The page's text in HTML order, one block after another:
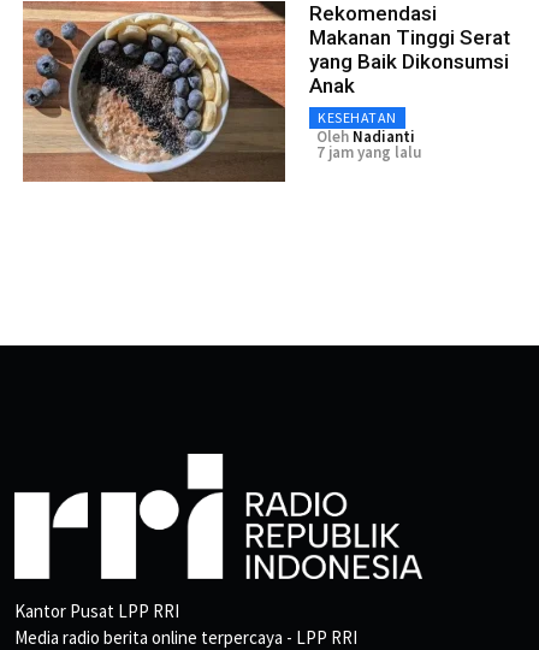
Rekomendasi
Makanan Tinggi Serat
yang Baik Dikonsumsi
Anak
KESEHATAN
Oleh Nadianti
7 jam yang lalu
Kantor Pusat LPP RRI
Media radio berita online terpercaya - LPP RRI